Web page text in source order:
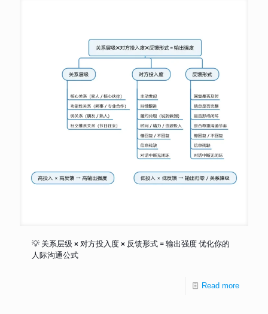
💡 关系层级 × 对方投入度 × 反馈形式 = 输出强度 优化你的
人际沟通公式
Read more